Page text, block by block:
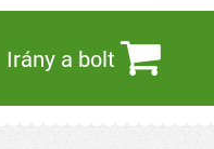
Irány a bolt